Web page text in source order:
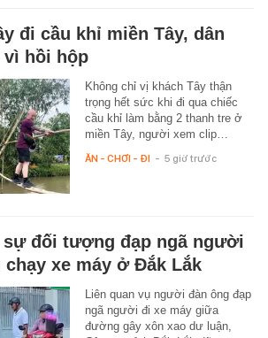
đi cầu khỉ miền Tây, dân
hồi hộp
Không chỉ vị khách Tây thận
trọng hết sức khi đi qua chiếc
cầu khỉ làm bằng 2 thanh tre ở
miền Tây, người xem clip…
ĂN - CHƠI - ĐI - 5 giờ trước
đối tượng đạp ngã người
chạy xe máy ở Đắk Lắk
Liên quan vụ người đàn ông đạp
ngã người đi xe máy giữa
đường gây xôn xao dư luận,